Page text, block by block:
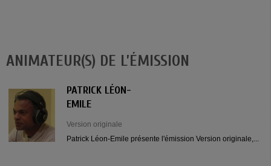
ANIMATEUR(S) DE L’ÉMISSION
PATRICK LÉON-
EMILE
Version originale
Patrick Léon-Emile présente l'émission Version originale,...